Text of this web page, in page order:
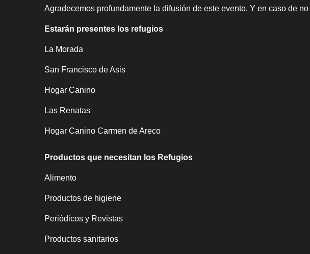
Agradecemos profundamente la difusión de este evento. Y en caso de
Estarán presentes los refugios
La Morada
San Francisco de Asis
Hogar Canino
Las Renatas
Hogar Canino Carmen de Areco
Productos que necesitan los Refugios
Alimento
Productos de higiene
Periódicos y Revistas
Productos sanitarios